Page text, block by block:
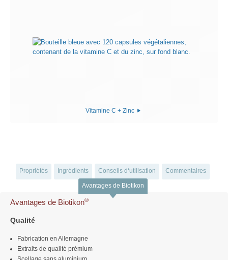
Vitamine C + Zinc
Propriétés Ingrédients Conseils d‘utilisation Commentaires
Avantages de Biotikon
Avantages de Biotikon®
Qualité
Fabrication en Allemagne
Extraits de qualité prémium